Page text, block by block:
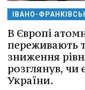
ІВАНО-
В Європі
переживають
зниження
розглянув, чи
України.